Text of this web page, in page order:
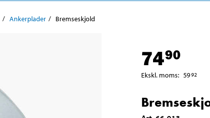
Ankerplader Bremseskjold
7490
Ekskl. moms: 5992